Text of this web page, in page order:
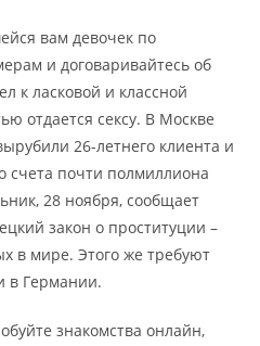
вам девочек по
и договаривайтесь об
к ласковой и классной
отдается сексу. В Москве
26-летнего клиента и
счета почти полмиллиона
28 ноября, сообщает
закон о проституции –
в мире. Этого же требуют
в Германии.
знакомства онлайн,